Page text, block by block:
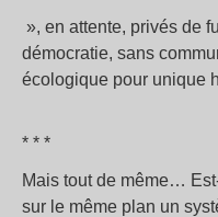
», en attente, privés de
démocratie, sans
écologique pour unique
* * *
Mais tout de même…
sur le même plan un